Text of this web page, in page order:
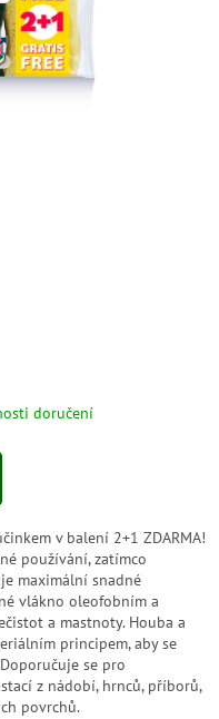
doručení
v balení 2+1 ZDARMA!
používání, zatímco
maximální snadné
vlákno oleofobním a
a mastnoty. Houba a
principem, aby se
se pro
z nádobí, hrnců, příborů,
povrchů.